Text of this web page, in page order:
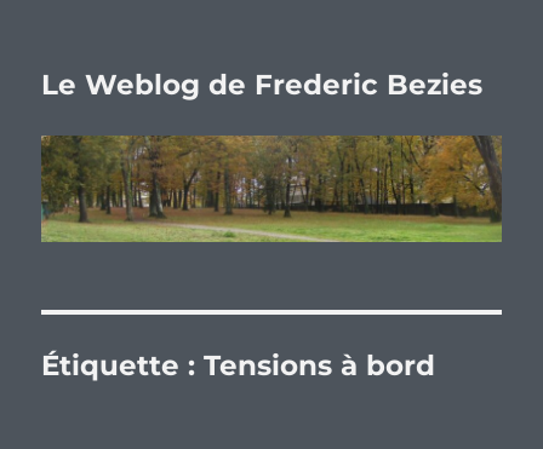
Le Weblog de Frederic Bezies
Étiquette :Tensions à bord